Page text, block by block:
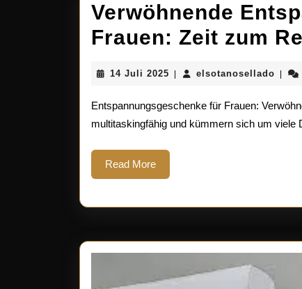
Verwöhnende
Frauen: Zeit zum
14 Juli 2025 14
2025
elsotanosellado
Entspannungsgeschenke für Frauen:
multitaskingfähig und kümmern sich um
Read MoreRead
More